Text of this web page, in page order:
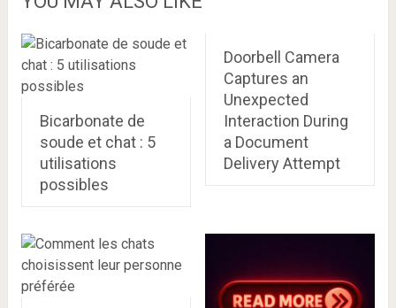
Bicarbonate de
soude et chat : 5
utilisations
possibles
Doorbell Camera
Captures an
Unexpected
Interaction During
a Document
Delivery Attempt